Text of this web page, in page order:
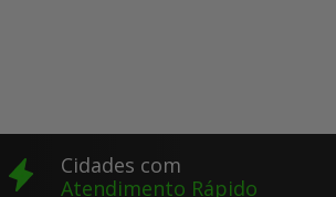
Cidades com
Atendimento Rápido